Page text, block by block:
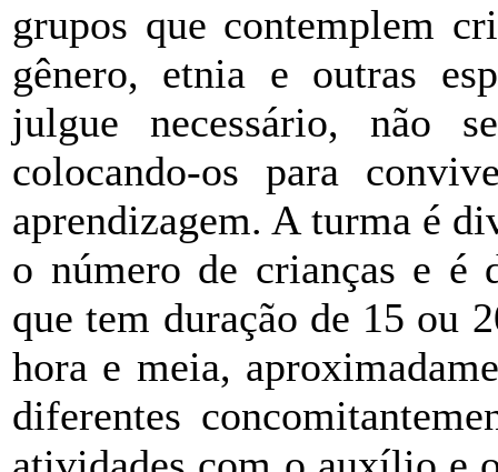
grupos que contemplem
gênero, etnia e outras
julgue necessário, não
colocando-os para
aprendizagem. A turma é
o número de crianças e é
que tem duração de 15 ou
hora e meia,
diferentes